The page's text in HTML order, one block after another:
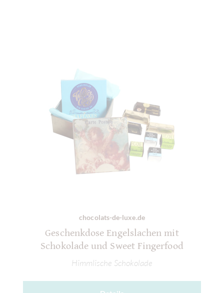
chocolats-de-luxe.de
Geschenkdose Engelslachen mit
Schokolade und Sweet Fingerfood
Himmlische Schokolade